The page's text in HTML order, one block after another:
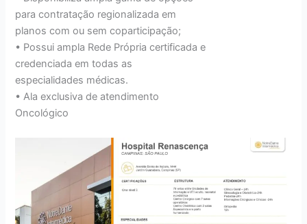
para contratação regionalizada em
planos com ou sem coparticipação;
• Possui ampla Rede Própria certificada e
credenciada em todas as
especialidades médicas.
• Ala exclusiva de atendimento
Oncológico